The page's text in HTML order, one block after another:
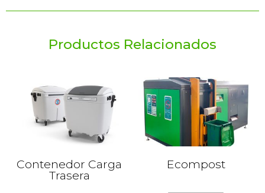
Productos Relacionados
Contenedor Carga
Trasera
Ecompost